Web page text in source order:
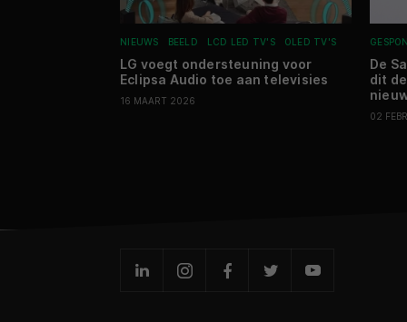
NIEUWS BEELD LCD LED TV'S OLED TV'S
LG voegt ondersteuning voor
Eclipsa Audio toe aan televisies
16 MAART 2026
De
dit
02